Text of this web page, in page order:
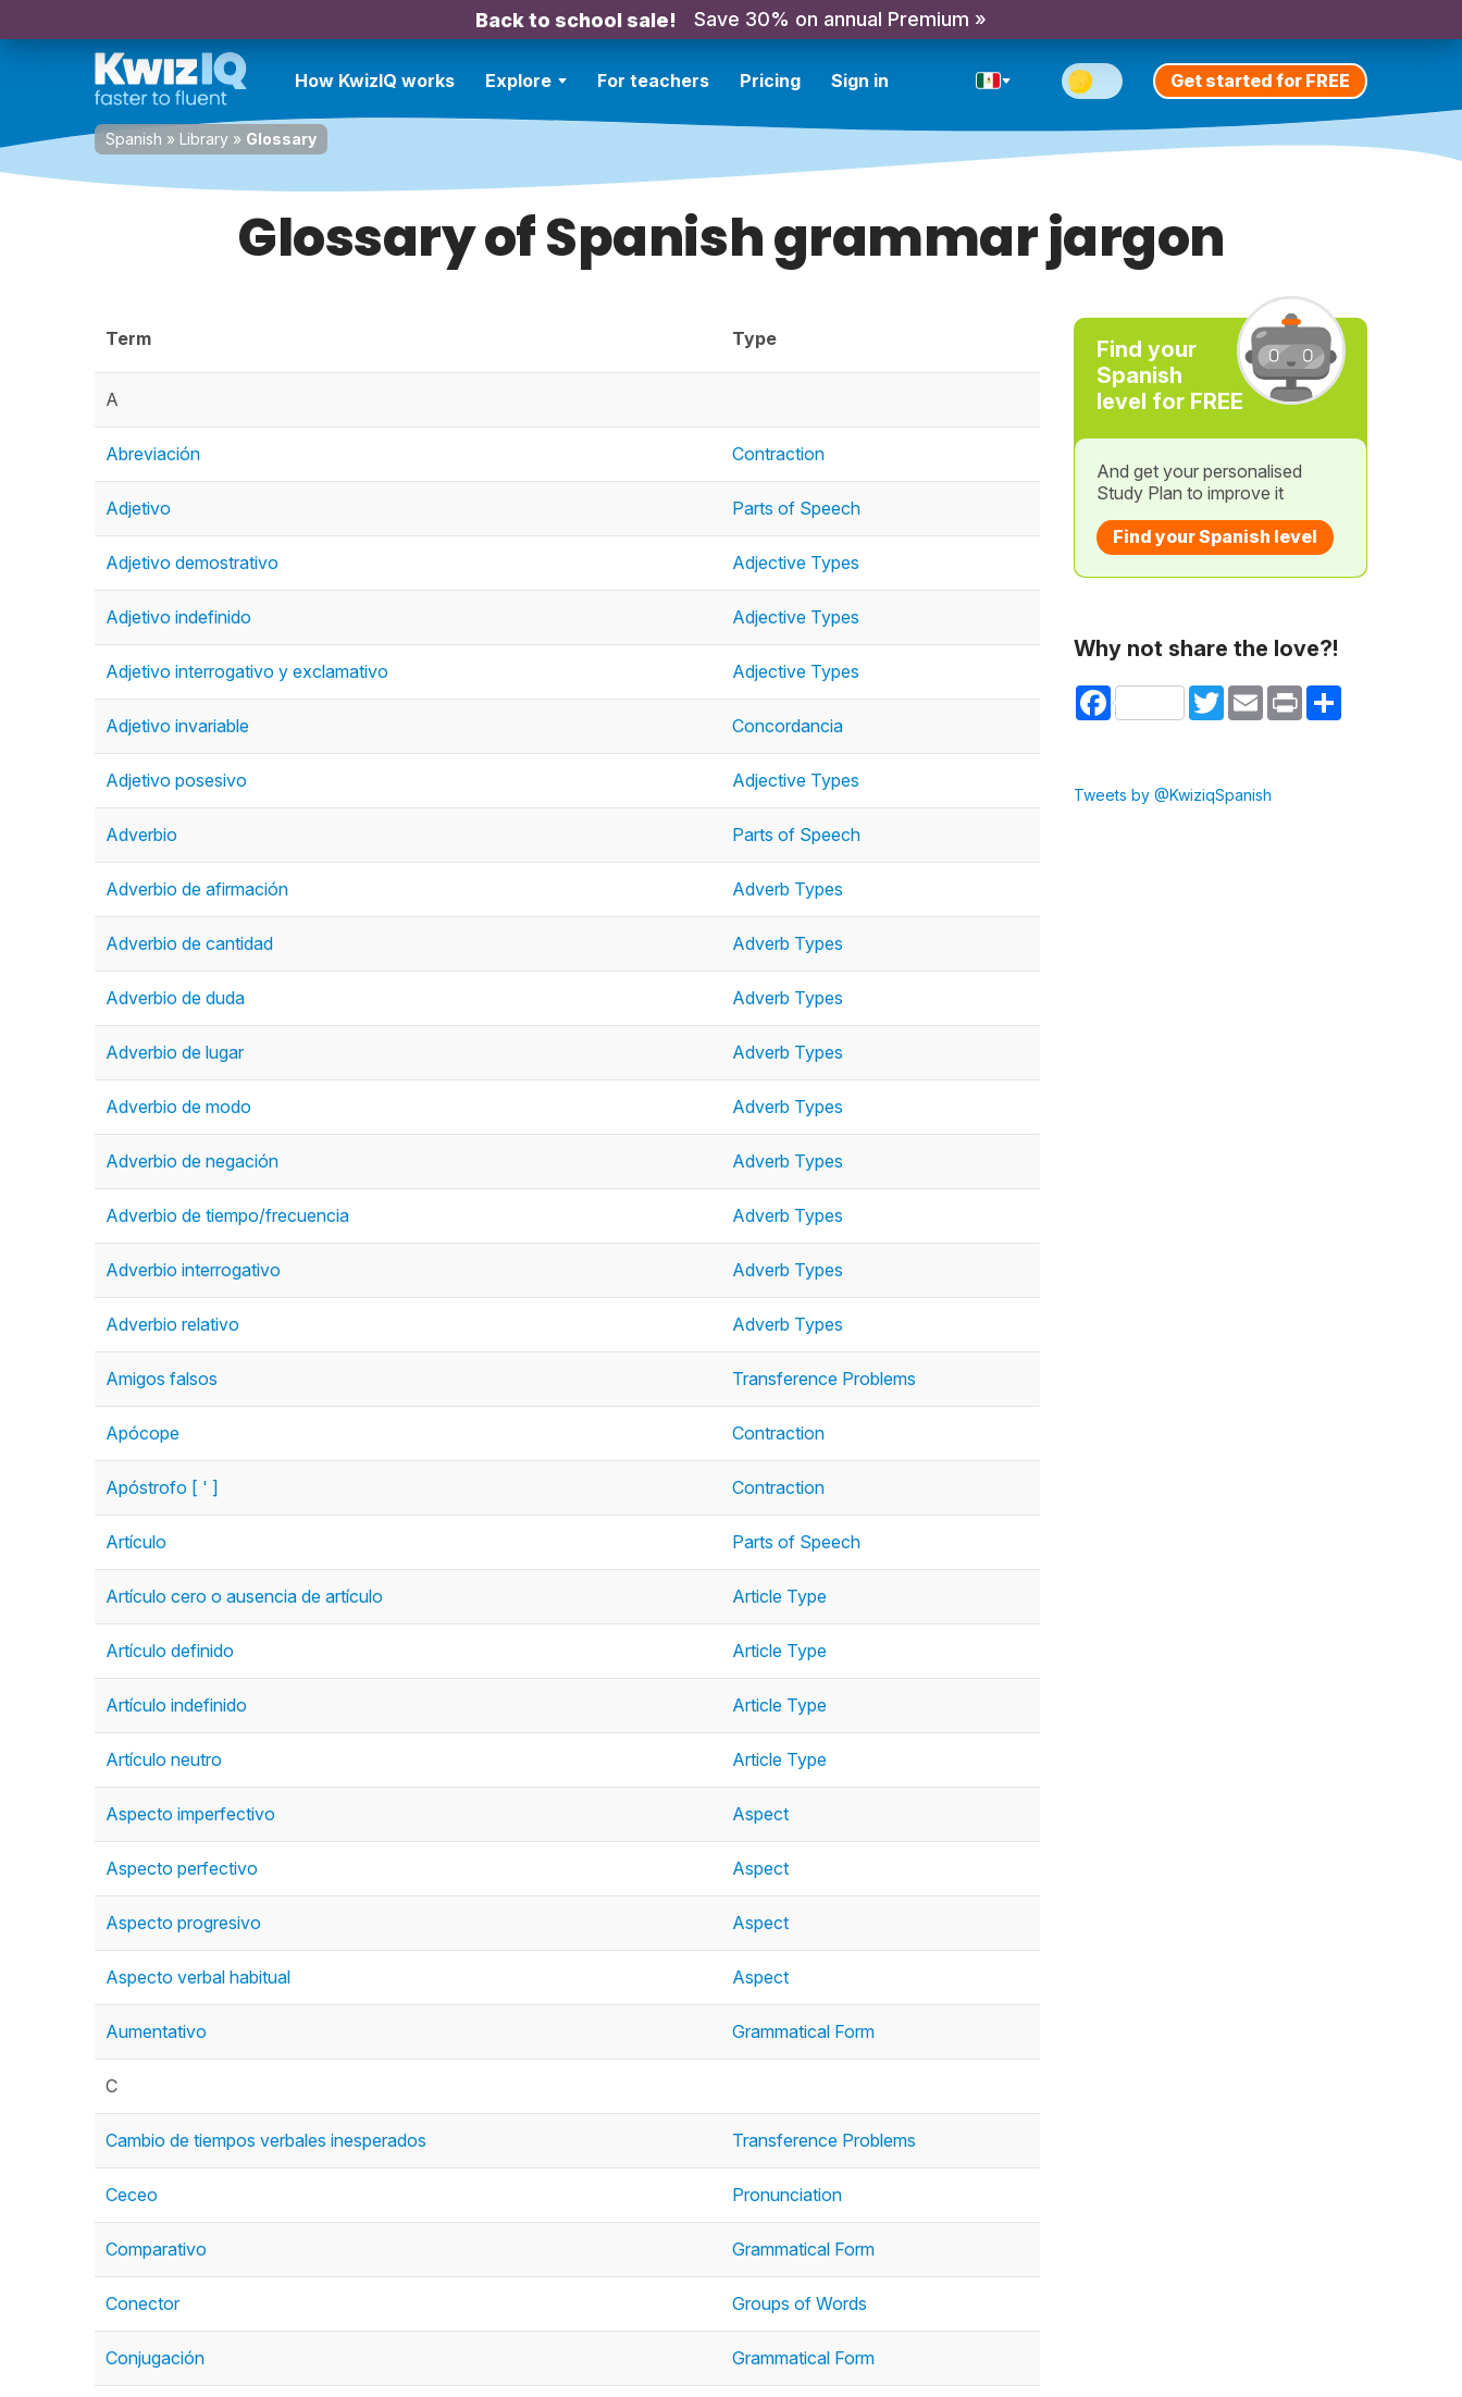
Back to school sale! Save 30% on annual Premium »
How KwizIQ works Explore For teachers Pricing Sign in Get started for FREE
Spanish » Library » Glossary
Glossary of Spanish grammar jargon
Term Type
A
Abreviación Contraction
Adjetivo Parts of Speech
Adjetivo demostrativo Adjective Types
Adjetivo indefinido Adjective Types
Adjetivo interrogativo y exclamativo Adjective Types
Adjetivo invariable Concordancia
Adjetivo posesivo Adjective Types
Adverbio Parts of Speech
Adverbio de afirmación Adverb Types
Adverbio de cantidad Adverb Types
Adverbio de duda Adverb Types
Adverbio de lugar Adverb Types
Adverbio de modo Adverb Types
Adverbio de negación Adverb Types
Adverbio de tiempo/frecuencia Adverb Types
Adverbio interrogativo Adverb Types
Adverbio relativo Adverb Types
Amigos falsos Transference Problems
Apócope Contraction
Apóstrofo [ ' ] Contraction
Artículo Parts of Speech
Artículo cero o ausencia de artículo Article Type
Artículo definido Article Type
Artículo indefinido Article Type
Artículo neutro Article Type
Aspecto imperfectivo Aspect
Aspecto perfectivo Aspect
Aspecto progresivo Aspect
Aspecto verbal habitual Aspect
Aumentativo Grammatical Form
C
Cambio de tiempos verbales inesperados Transference Problems
Ceceo Pronunciation
Comparativo Grammatical Form
Conector Groups of Words
Conjugación Grammatical Form
Find your
Spanish
level for FREE
And get your personalised
Study Plan to improve it
Find your Spanish level
Why not share the love?!
Facebook TwitterEmail Print Share
Tweets by @KwiziqSpanish